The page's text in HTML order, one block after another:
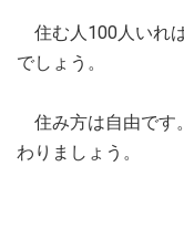
住む人100人いれ
でしょう。
住み方は自由です
わりましょう。